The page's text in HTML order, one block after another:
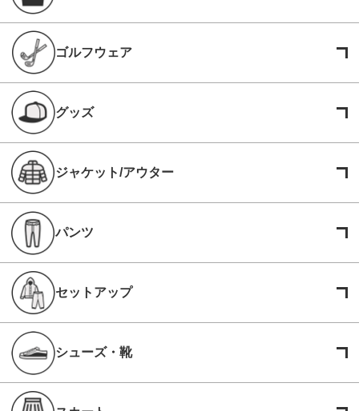
ゴルフウェア
グッズ
ジャケット/アウター
パンツ
セットアップ
シューズ・靴